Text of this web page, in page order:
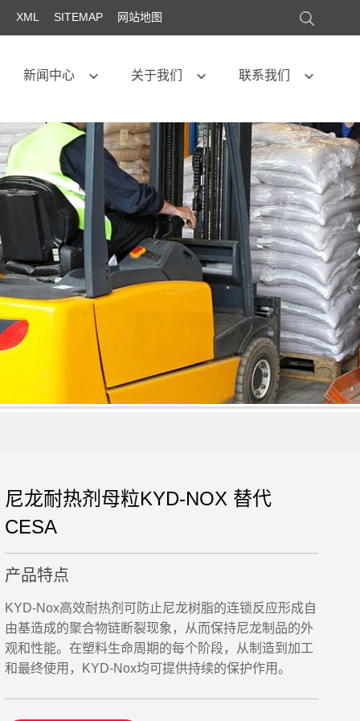
XML SITEMAP 网站地图
新闻中心 关于我们 联系我们
尼龙耐热剂母粒KYD-NOX 替代
CESA
产品特点
KYD-Nox高效耐热剂可防止尼龙树脂的连锁反应形成自
由基造成的聚合物链断裂现象，从而保持尼龙制品的外
观和性能。在塑料生命周期的每个阶段，从制造到加工
和最终使用，KYD-Nox均可提供持续的保护作用。